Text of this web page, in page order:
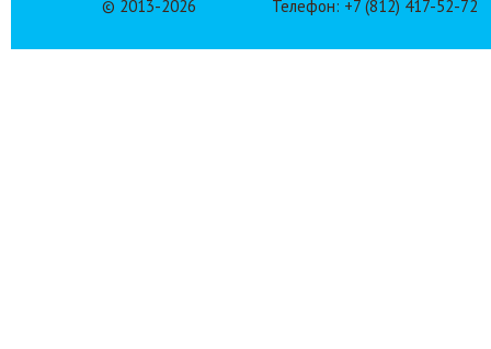
© 2013-2026 Телефон: +7 (812) 417-52-72